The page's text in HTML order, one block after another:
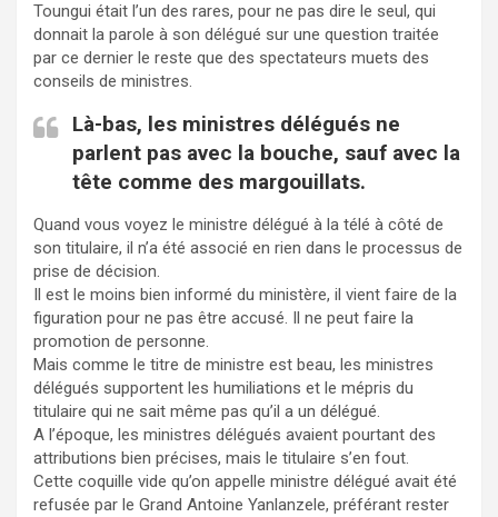
Toungui était l’un des rares, pour ne pas dire le seul, qui
donnait la parole à son délégué sur une question traitée
par ce dernier le reste que des spectateurs muets des
conseils de ministres.
Là-bas, les ministres délégués ne
parlent pas avec la bouche, sauf avec la
tête comme des margouillats.
Quand vous voyez le ministre délégué à la télé à côté de
son titulaire, il n’a été associé en rien dans le processus de
prise de décision.
Il est le moins bien informé du ministère, il vient faire de la
figuration pour ne pas être accusé. Il ne peut faire la
promotion de personne.
Mais comme le titre de ministre est beau, les ministres
délégués supportent les humiliations et le mépris du
titulaire qui ne sait même pas qu’il a un délégué.
A l’époque, les ministres délégués avaient pourtant des
attributions bien précises, mais le titulaire s’en fout.
Cette coquille vide qu’on appelle ministre délégué avait été
refusée par le Grand Antoine Yanlanzele, préférant rester